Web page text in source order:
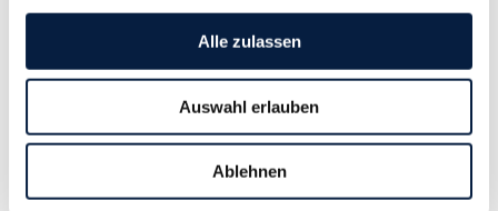
Alle zulassen
Auswahl erlauben
Ablehnen
Langtext
empfehlen drucken
der "Grunderwerbsteuer neu"